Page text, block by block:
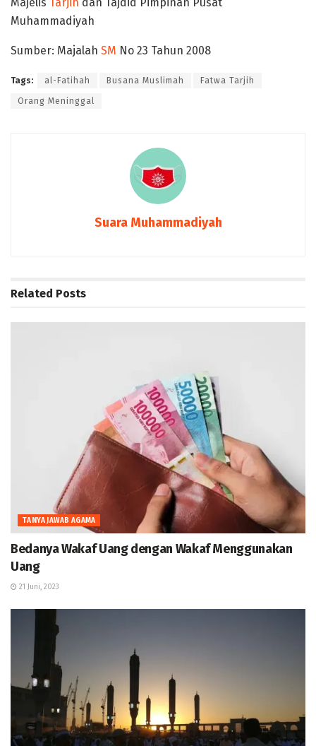
Muhammadiyah
Sumber: Majalah SM No 23 Tahun 2008
Tags: al-Fatihah Busana Muslimah Fatwa Tarjih
Orang Meninggal
Suara Muhammadiyah
Related Posts
TANYA JAWAB AGAMA
Bedanya Wakaf Uang dengan Wakaf Menggunakan
Uang
21 Juni, 2023